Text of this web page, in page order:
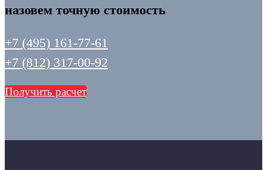
назовем точную стоимость
+7 (495) 161-77-61
+7 (812) 317-00-92
Получить расчет